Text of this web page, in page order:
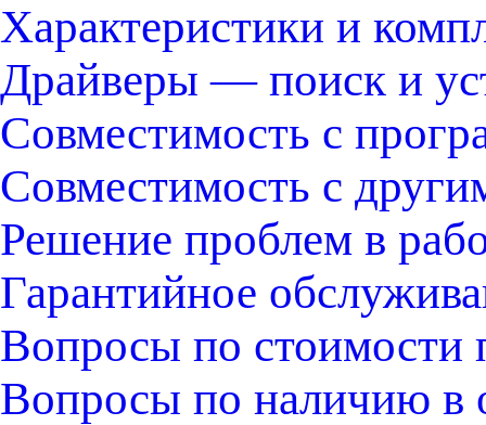
Характеристики и
Драйверы — поиск и
Совместимость с
Совместимость с
Решение проблем в
Гарантийное
Вопросы по стоимости
Вопросы по наличию в